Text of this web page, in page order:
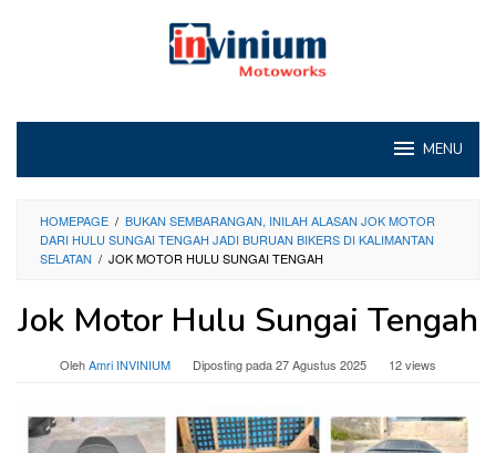
MENU
HOMEPAGE / BUKAN SEMBARANGAN, INILAH ALASAN JOK MOTOR
DARI HULU SUNGAI TENGAH JADI BURUAN BIKERS DI KALIMANTAN
SELATAN / JOK MOTOR HULU SUNGAI TENGAH
Jok Motor Hulu Sungai Tengah
OlehAmri INVINIUM Diposting pada27 Agustus 2025 12 views